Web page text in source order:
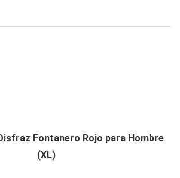
Fontanero Rojo para Hombre
(XL)